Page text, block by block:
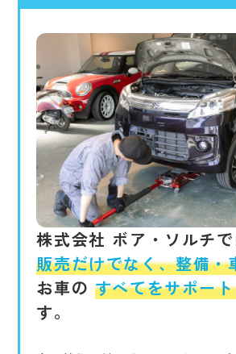
株式会社 ボア・ソルチ
販売だけでなく、整備
お車の すべてをサポー
す。